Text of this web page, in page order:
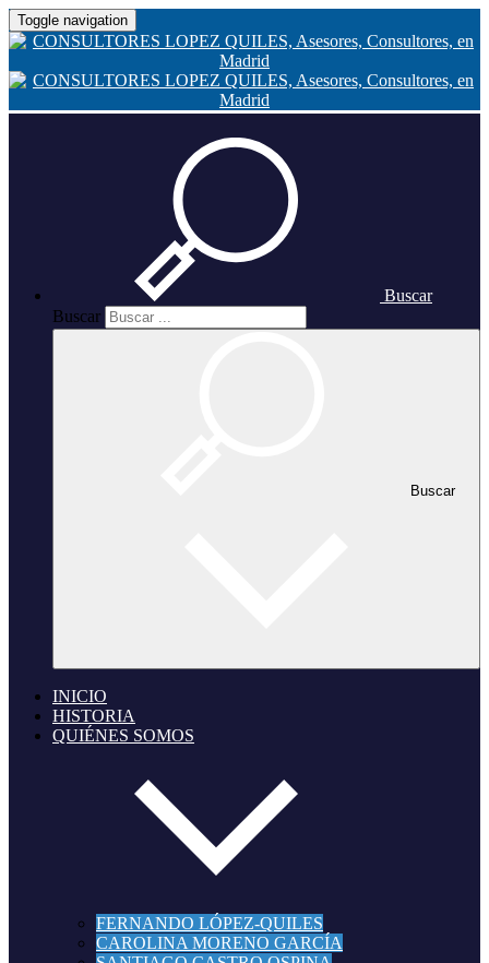
Toggle navigation
Buscar
Buscar
Buscar
INICIO
HISTORIA
QUIÉNES SOMOS
FERNANDO LÓPEZ-QUILES
CAROLINA MORENO GARCÍA